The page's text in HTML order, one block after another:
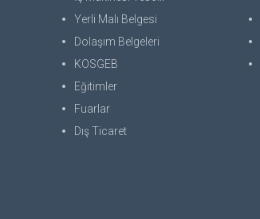
Yerli Malı Belgesi
Dolaşım Belgeleri
KOSGEB
Eğitimler
Fuarlar
Dış Ticaret